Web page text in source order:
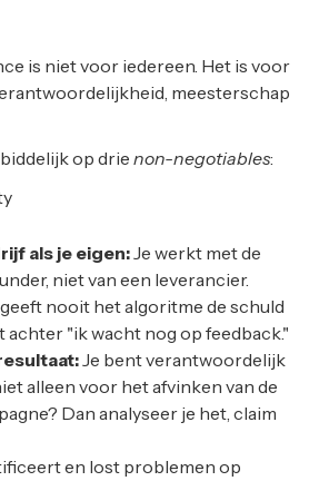
is niet voor iedereen. Het is voor
meesterschap
op drie non-negotiables:
als je eigen:Je werkt met de
niet van een leverancier.
nooit het algoritme de schuld
"ik wacht nog op feedback."
Je bent verantwoordelijk
alleen voor het afvinken van de
Dan analyseer je het, claim
en lost problemen op